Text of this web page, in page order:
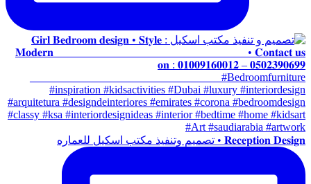
𝐑𝐞𝐜𝐞𝐩𝐭𝐢𝐨𝐧 𝐃𝐞𝐬𝐢𝐠𝐧 • تصميم وتنفيذ مكتب اسكيل للعماره